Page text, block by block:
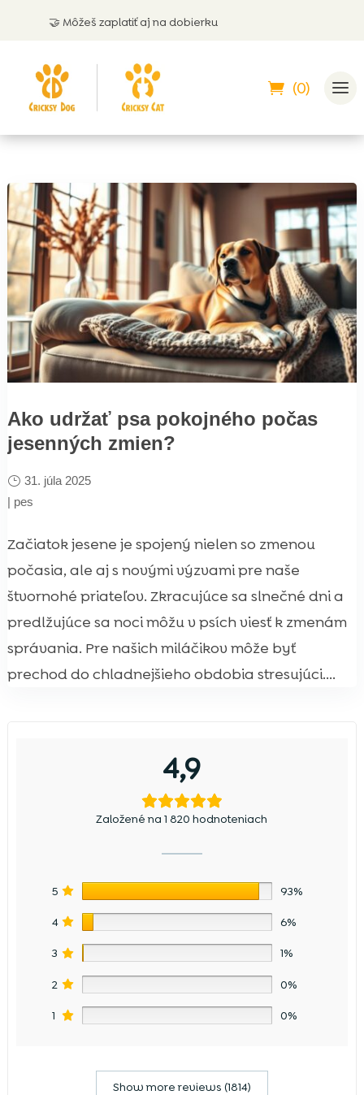
🤝 Môžeš zaplatiť aj na dobierku
(0)
Ako udržať psa pokojného počas
jesenných zmien?
31. júla 2025
| pes
Začiatok jesene je spojený nielen so zmenou
počasia, ale aj s novými výzvami pre naše
štvornohé priateľov. Zkracujúce sa slnečné dni a
predlžujúce sa noci môžu v psích viesť k zmenám
správania. Pre našich miláčikov môže byť
prechod do chladnejšieho obdobia stresujúci....
4,9
Založené na 1 820 hodnoteniach
5 93%
4 6%
3 1%
2 0%
1 0%
Show more reviews (1814)